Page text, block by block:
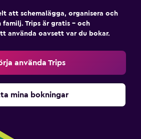
att schemalägga, organisera och
familj. Trips är gratis – och
använda oavsett var du bokar.
använda Trips
mina bokningar